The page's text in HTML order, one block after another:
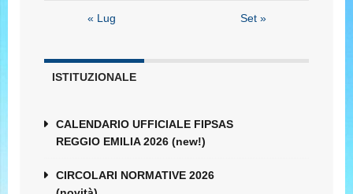
« Lug Set »
ISTITUZIONALE
CALENDARIO UFFICIALE FIPSAS
REGGIO EMILIA 2026 (new!)
CIRCOLARI NORMATIVE 2026